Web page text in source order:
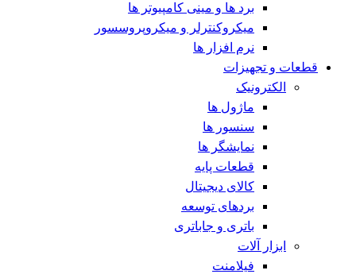
برد ها و مینی کامپیوتر ها
میکروکنترلر و میکروپروسسور
نرم افزار ها
قطعات و تجهیزات
الکترونیک
ماژول ها
سنسور ها
نمایشگر ها
قطعات پایه
کالای دیجیتال
بردهای توسعه
باتری و جاباتری
ابزار آلات
فیلامنت